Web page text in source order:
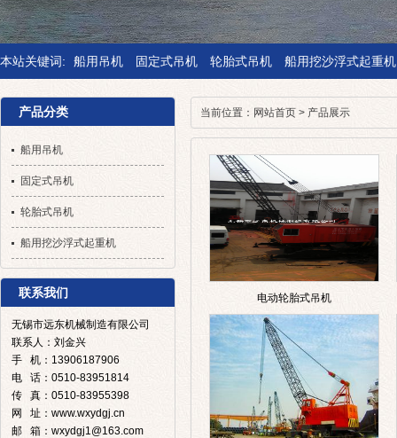
本站关键词: 船用吊机 固定式吊机 轮胎式吊机 船用挖沙浮式起重机
当前位置： 网站首页 > 产品展示
电动轮胎式吊机
产品分类
船用吊机
固定式吊机
轮胎式吊机
船用挖沙浮式起重机
联系我们
无锡市远东机械制造有限公司
联系人：刘金兴
手 机：13906187906
电 话：0510-83951814
传 真：0510-83955398
网 址：www.wxydgj.cn
邮 箱：wxydgj1@163.com